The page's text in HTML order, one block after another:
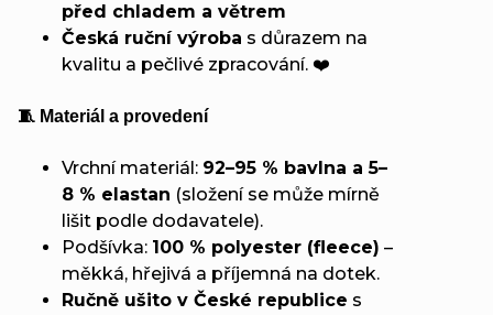
před chladem a větrem
Česká ruční výroba s důrazem na
kvalitu a pečlivé zpracování. ❤️
🧵 Materiál a provedení
Vrchní materiál: 92–95 % bavlna a 5–
8 % elastan (složení se může mírně
lišit podle dodavatele).
Podšívka: 100 % polyester (fleece) –
měkká, hřejivá a příjemná na dotek.
Ručně ušito v České republice s